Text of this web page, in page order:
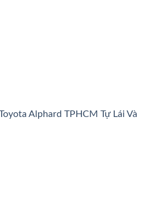
Alphard TPHCM Tự Lái Và